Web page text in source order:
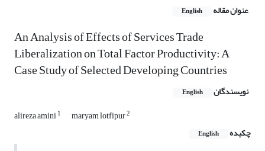
عنوان مقاله English
An Analysis of Effects of Services Trade
Liberalization on Total Factor Productivity: A
Case Study of Selected Developing Countries
نویسندگان English
alireza amini1 maryam lotfipur2
چکیده English